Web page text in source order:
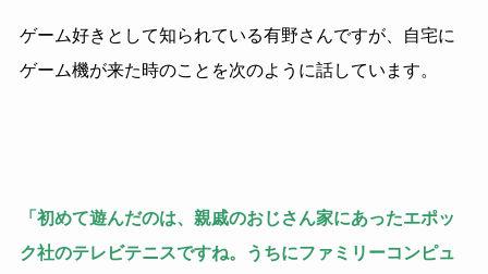
ゲーム好きとして知られている有野さんですが、自宅に
ゲーム機が来た時のことを次のように話しています。
「初めて遊んだのは、親戚のおじさん家にあったエポッ
ク社のテレビテニスですね。うちにファミリーコンピュ